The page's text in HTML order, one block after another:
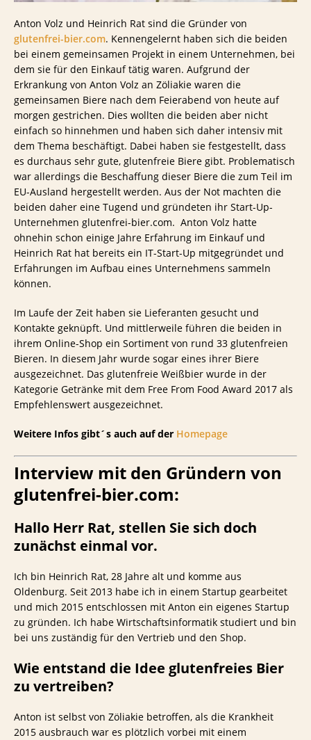
Anton Volz und Heinrich Rat sind die Gründer von
glutenfrei-bier.com. Kennengelernt haben sich die beiden
bei einem gemeinsamen Projekt in einem Unternehmen, bei
dem sie für den Einkauf tätig waren. Aufgrund der
Erkrankung von Anton Volz an Zöliakie waren die
gemeinsamen Biere nach dem Feierabend von heute auf
morgen gestrichen. Dies wollten die beiden aber nicht
einfach so hinnehmen und haben sich daher intensiv mit
dem Thema beschäftigt. Dabei haben sie festgestellt, dass
es durchaus sehr gute, glutenfreie Biere gibt. Problematisch
war allerdings die Beschaffung dieser Biere die zum Teil im
EU-Ausland hergestellt werden. Aus der Not machten die
beiden daher eine Tugend und gründeten ihr Start-Up-
Unternehmen glutenfrei-bier.com. Anton Volz hatte
ohnehin schon einige Jahre Erfahrung im Einkauf und
Heinrich Rat hat bereits ein IT-Start-Up mitgegründet und
Erfahrungen im Aufbau eines Unternehmens sammeln
können.
Im Laufe der Zeit haben sie Lieferanten gesucht und
Kontakte geknüpft. Und mittlerweile führen die beiden in
ihrem Online-Shop ein Sortiment von rund 33 glutenfreien
Bieren. In diesem Jahr wurde sogar eines ihrer Biere
ausgezeichnet. Das glutenfreie Weißbier wurde in der
Kategorie Getränke mit dem Free From Food Award 2017 als
Empfehlenswert ausgezeichnet.
Weitere Infos gibt´s auch auf der Homepage
Interview mit den Gründern von
glutenfrei-bier.com:
Hallo Herr Rat, stellen Sie sich doch
zunächst einmal vor.
Ich bin Heinrich Rat, 28 Jahre alt und komme aus
Oldenburg. Seit 2013 habe ich in einem Startup gearbeitet
und mich 2015 entschlossen mit Anton ein eigenes Startup
zu gründen. Ich habe Wirtschaftsinformatik studiert und bin
bei uns zuständig für den Vertrieb und den Shop.
Wie entstand die Idee glutenfreies Bier
zu vertreiben?
Anton ist selbst von Zöliakie betroffen, als die Krankheit
2015 ausbrauch war es plötzlich vorbei mit einem